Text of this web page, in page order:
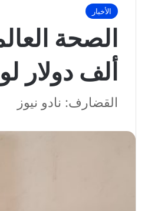
الأخبار
ألف دولار
القضارف: نادو نيوز